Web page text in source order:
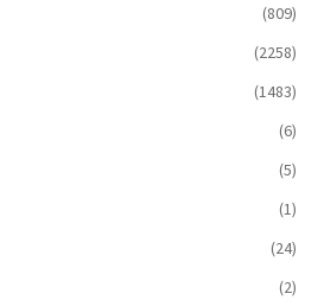
(809)
(2258)
(1483)
(6)
(5)
(1)
(24)
(2)